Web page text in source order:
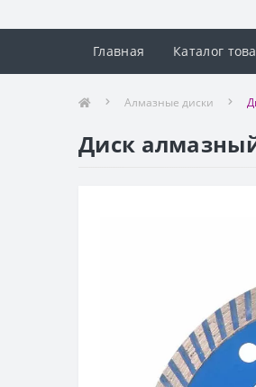
Главная Каталог
Алмазные диски
Диск